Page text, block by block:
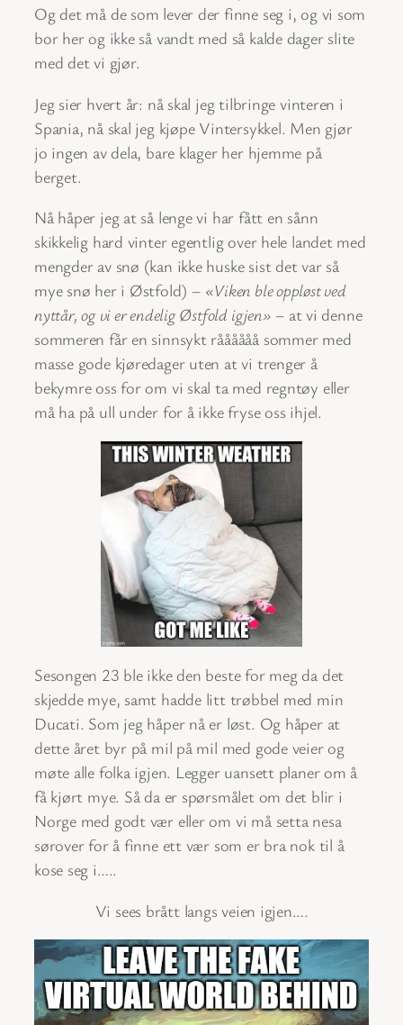
Og det må de som lever der finne seg i, og vi som
bor her og ikke så vandt med så kalde dager slite
med det vi gjør.
Jeg sier hvert år: nå skal jeg tilbringe vinteren i
Spania, nå skal jeg kjøpe Vintersykkel. Men gjør
jo ingen av dela, bare klager her hjemme på
berget.
Nå håper jeg at så lenge vi har fått en sånn
skikkelig hard vinter egentlig over hele landet med
mengder av snø (kan ikke huske sist det var så
mye snø her i Østfold) – «Viken ble oppløst ved
nyttår, og vi er endelig Østfold igjen» – at vi denne
sommeren får en sinnsykt råååååå sommer med
masse gode kjøredager uten at vi trenger å
bekymre oss for om vi skal ta med regntøy eller
må ha på ull under for å ikke fryse oss ihjel.
Sesongen 23 ble ikke den beste for meg da det
skjedde mye, samt hadde litt trøbbel med min
Ducati. Som jeg håper nå er løst. Og håper at
dette året byr på mil på mil med gode veier og
møte alle folka igjen. Legger uansett planer om å
få kjørt mye. Så da er spørsmålet om det blir i
Norge med godt vær eller om vi må setta nesa
sørover for å finne ett vær som er bra nok til å
kose seg i…..
Vi sees brått langs veien igjen….